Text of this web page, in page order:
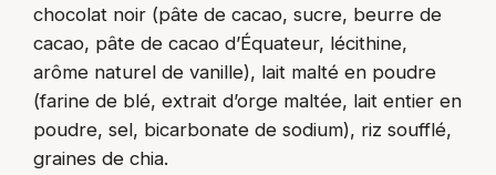
e
C
a
r
r
é
chocolat noir (pâte de cacao, sucre, beurre de
cacao, pâte de cacao d’Équateur, lécithine,
arôme naturel de vanille), lait malté en poudre
(farine de blé, extrait d’orge maltée, lait entier en
poudre, sel, bicarbonate de sodium), riz soufflé,
graines de chia.